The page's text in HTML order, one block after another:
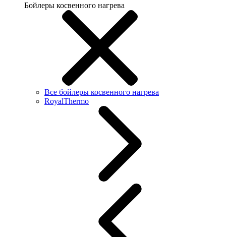
Бойлеры косвенного нагрева
Все бойлеры косвенного нагрева
RoyalThermo